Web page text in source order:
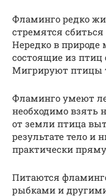
Фламинго редко
стремятся сбиться
Нередко в природе
состоящие из птиц
Мигрируют птицы
Фламинго умеют
необходимо взять
от земли птица
результате тело и
практически
Питаются
рыбками и